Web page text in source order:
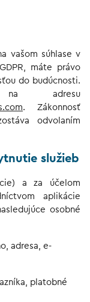
vašom súhlase v
máte právo
do budúcnosti.
adresu
. Zákonnosť
odvolaním
služieb
a za účelom
aplikácie
osobné
adresa, e-
platobné